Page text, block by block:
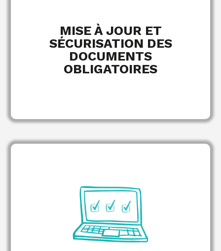
MISE À JOUR ET
SÉCURISATION DES
DOCUMENTS
OBLIGATOIRES
Accompagnement sur
les risques sociaux